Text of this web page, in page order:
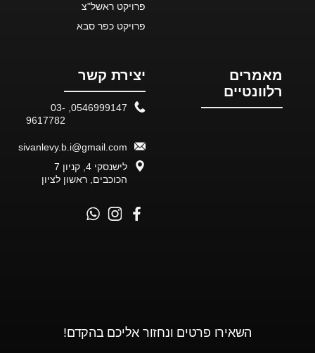
פרויקט ראשל"צ
פרויקט כפר סבא
מאמרים
רלוונטיים
יצירת קשר
0546999147
03-
9617782
sivanlevy.b.i@gmail.com
לישנסקי 4, קניון 7
הכוכבים, ראשון לציון
השאירו פרטים ונחזור אליכם בהקדם!